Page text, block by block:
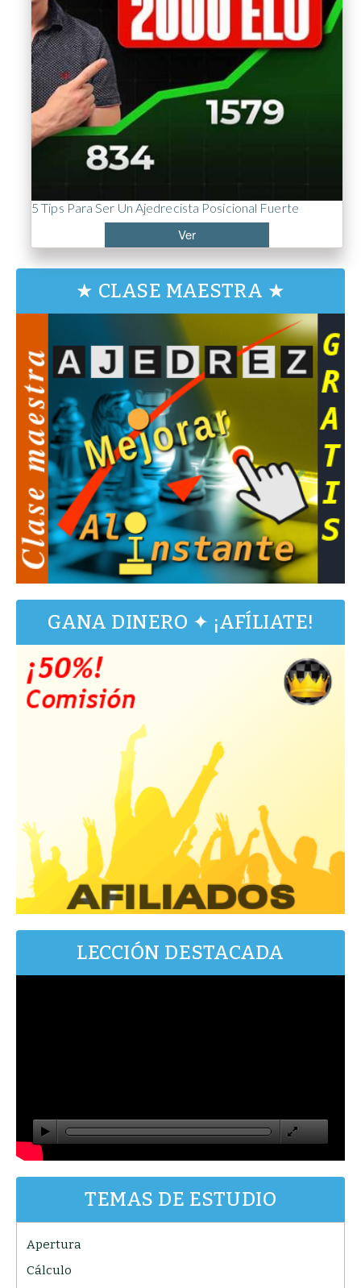
5 Tips Para Ser Un Ajedrecista Posicional Fuerte
Ver
★ CLASE MAESTRA ★
GANA DINERO ✦ ¡AFÍLIATE!
LECCIÓN DESTACADA
TEMAS DE ESTUDIO
Apertura
Cálculo